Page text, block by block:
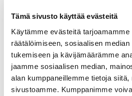
Tämä sivusto käyttää evästeitä
Käytämme evästeitä
räätälöimiseen, sosiaalisen
tukemiseen ja kävijämäärämme
jaamme sosiaalisen median,
alan kumppaneillemme tietoja
sivustoamme. Kumppanimme
Sopeutumista
tietosuojaseloste
Tutustu Invalidiliiton
kurssitoiminnan